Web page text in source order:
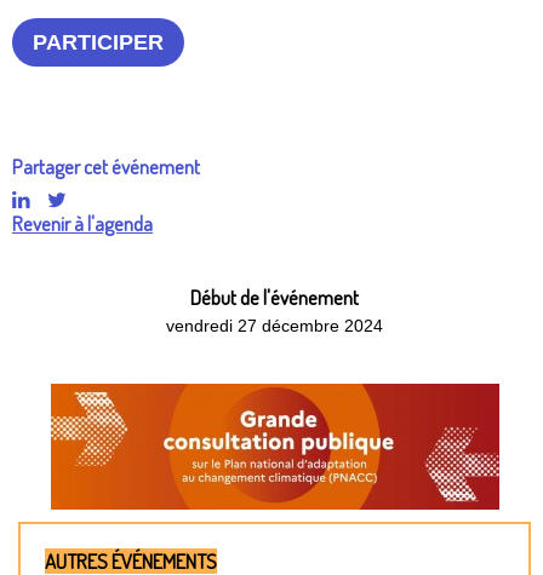
PARTICIPER
Partager cet événement
Revenir à l'agenda
Début de l'événement
vendredi 27 décembre 2024
AUTRES ÉVÉNEMENTS